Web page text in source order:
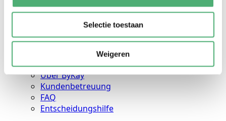
Selectie toestaan
Weigeren
Anweisungen
Hinweise zum Transport
Größentabellen
Blogs
Voor nieuwe ouders
Über ByKay
Kundenbetreuung
FAQ
Entscheidungshilfe